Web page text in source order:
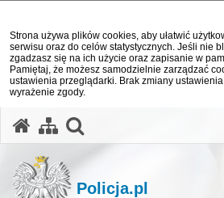
Strona używa plików cookies, aby ułatwić
serwisu oraz do celów statystycznych. Jeśli nie
zgadzasz się na ich użycie oraz zapisanie w
Pamiętaj, że możesz samodzielnie zarządzać
ustawienia przeglądarki. Brak zmiany
wyrażenie zgody.
Policja.pl